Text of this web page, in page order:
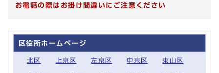
お電話の際はお掛け間違いにご注意ください
区役所ホームページ
北区 上京区 左京区 中京区 東山区